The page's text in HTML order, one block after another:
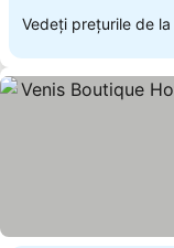
Vedeți prețurile de la